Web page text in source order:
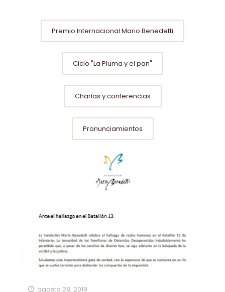
Premio Internacional Mario Benedetti
Ciclo "La Pluma y el pan"
Charlas y conferencias
Pronunciamientos
agosto 28, 2019